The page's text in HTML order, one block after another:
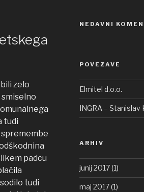
zelo
tudi
padcu
tudi
NEDAVNI
POVEZAVE
Elmitel d.o.o.
INGRA – Stanislav
ARHIV
junij 2017(1)
maj 2017(1)